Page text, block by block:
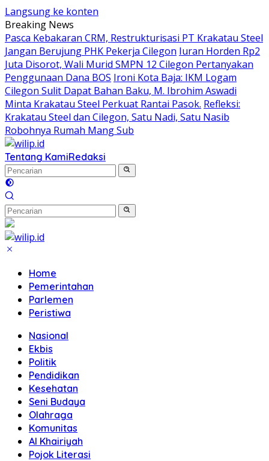
Langsung ke konten
Breaking News
Pasca Kebakaran CRM, Restrukturisasi PT Krakatau Steel
Jangan Berujung PHK Pekerja Cilegon Iuran Horden Rp2
Juta Disorot, Wali Murid SMPN 12 Cilegon Pertanyakan
Penggunaan Dana BOS Ironi Kota Baja: IKM Logam
Cilegon Sulit Dapat Bahan Baku, M. Ibrohim Aswadi
Minta Krakatau Steel Perkuat Rantai Pasok. Refleksi:
Krakatau Steel dan Cilegon, Satu Nadi, Satu Nasib
Robohnya Rumah Mang Sub
Tentang KamiRedaksi
Home
Pemerintahan
Parlemen
Peristiwa
Nasional
Ekbis
Politik
Pendidikan
Kesehatan
Seni Budaya
Olahraga
Komunitas
Al Khairiyah
Pojok Literasi